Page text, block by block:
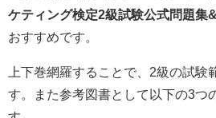
ケティング検定2級試験公式問題集
おすすめです。
上下巻網羅することで、2級の試験
す。また参考図書として以下の3つ